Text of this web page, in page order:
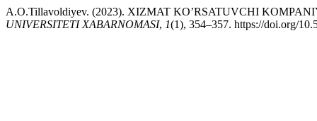
A.O.Tillavoldiyev. (2023). XIZMAT KO’RSATUVCHI
UNIVERSITETI XABARNOMASI, 1(1), 354–357. https://doi.org/